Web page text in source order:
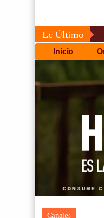
Lo Último
Inicio
Canales